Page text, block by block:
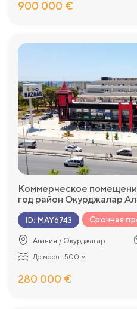
900 000 €
Коммерческое
год район Окурджалар
ID: MAY6743 Срочная
Алания / Окурджалар
До моря: 500 м
280 000 €